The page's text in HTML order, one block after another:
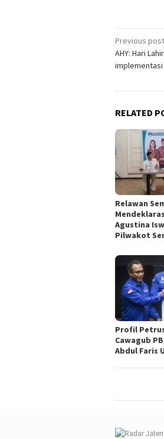
Post
Previous post
AHY: Hari
implementasi
RELATED
Relawan
Agustina
Pilwakot
Profil
Cawagub
Abdul Faris